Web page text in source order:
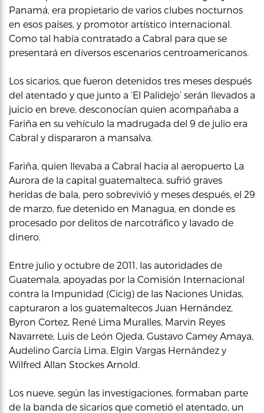
Panamá, era propietario de varios clubes nocturnos
en esos países, y promotor artístico internacional.
Como tal había contratado a Cabral para que se
presentará en diversos escenarios centroamericanos.
Los sicarios, que fueron detenidos tres meses después
del atentado y que junto a ‘El Palidejo’ serán llevados a
juicio en breve, desconocían quien acompañaba a
Fariña en su vehículo la madrugada del 9 de julio era
Cabral y dispararon a mansalva.
Fariña, quien llevaba a Cabral hacia al aeropuerto La
Aurora de la capital guatemalteca, sufrió graves
heridas de bala, pero sobrevivió y meses después, el 29
de marzo, fue detenido en Managua, en donde es
procesado por delitos de narcotráfico y lavado de
dinero.
Entre julio y octubre de 2011, las autoridades de
Guatemala, apoyadas por la Comisión Internacional
contra la Impunidad (Cicig) de las Naciones Unidas,
capturaron a los guatemaltecos Juan Hernández,
Byron Cortez, René Lima Muralles, Marvin Reyes
Navarrete, Luis de León Ojeda, Gustavo Camey Amaya,
Audelino García Lima, Elgin Vargas Hernández y
Wilfred Allan Stockes Arnold.
Los nueve, según las investigaciones, formaban parte
de la banda de sicarios que cometió el atentado, un